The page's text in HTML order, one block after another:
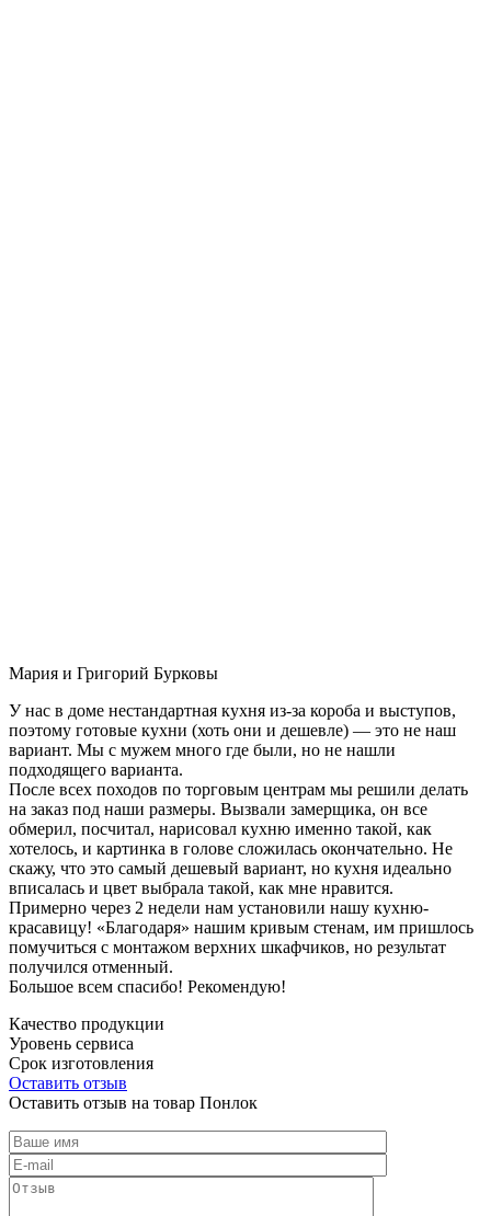
Мария и Григорий Бурковы
У нас в доме нестандартная кухня из-за короба и выступов,
поэтому готовые кухни (хоть они и дешевле) — это не наш
вариант. Мы с мужем много где были, но не нашли
подходящего варианта.
После всех походов по торговым центрам мы решили делать
на заказ под наши размеры. Вызвали замерщика, он все
обмерил, посчитал, нарисовал кухню именно такой, как
хотелось, и картинка в голове сложилась окончательно. Не
скажу, что это самый дешевый вариант, но кухня идеально
вписалась и цвет выбрала такой, как мне нравится.
Примерно через 2 недели нам установили нашу кухню-
красавицу! «Благодаря» нашим кривым стенам, им пришлось
помучиться с монтажом верхних шкафчиков, но результат
получился отменный.
Большое всем спасибо! Рекомендую!
Качество продукции
Уровень сервиса
Срок изготовления
Оставить отзыв
Оставить отзыв на товар Понлок